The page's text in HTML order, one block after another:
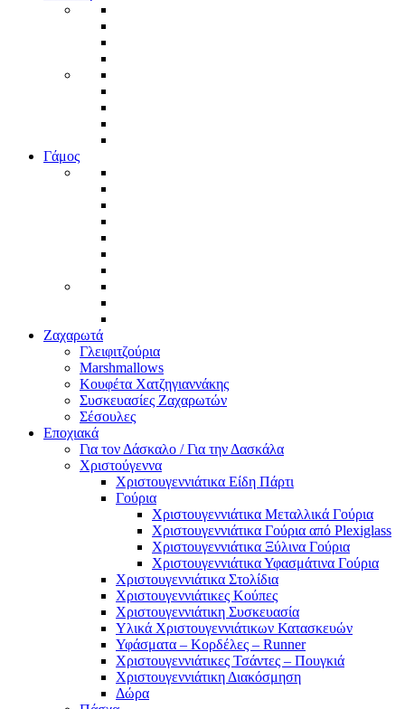
Γάμος
Ζαχαρωτά
Γλειφιτζούρια
Marshmallows
Κουφέτα Χατζηγιαννάκης
Συσκευασίες Ζαχαρωτών
Σέσουλες
Εποχιακά
Για τον Δάσκαλο / Για την Δασκάλα
Χριστούγεννα
Χριστουγεννιάτικα Είδη Πάρτι
Γούρια
Χριστουγεννιάτικα Μεταλλικά Γούρια
Χριστουγεννιάτικα Γούρια από Plexiglass
Χριστουγεννιάτικα Ξύλινα Γούρια
Χριστουγεννιάτικα Υφασμάτινα Γούρια
Χριστουγεννιάτικα Στολίδια
Χριστουγεννιάτικες Κούπες
Χριστουγεννιάτικη Συσκευασία
Υλικά Χριστουγεννιάτικων Κατασκευών
Υφάσματα – Κορδέλες – Runner
Χριστουγεννιάτικες Τσάντες – Πουγκιά
Χριστουγεννιάτικη Διακόσμηση
Δώρα